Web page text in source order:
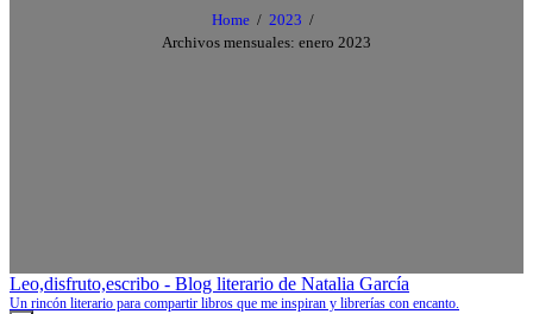
Home
2023
Archivos mensuales: enero 2023
Leo,disfruto,escribo - Blog literario de Natalia García
Un rincón literario para compartir libros que me inspiran y librerías con encanto.